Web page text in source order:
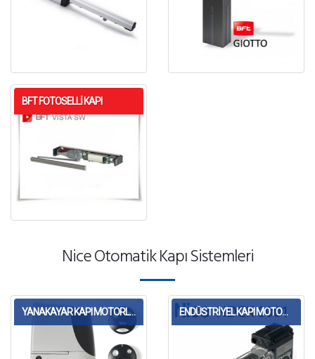
BFT FOTOSELLI KAPI
Nice Otomatik Kapı Sistemleri
YANAKAYAR KAPI MOTORLARI ENDÜSTRİYEL KAPI MOTORLARI